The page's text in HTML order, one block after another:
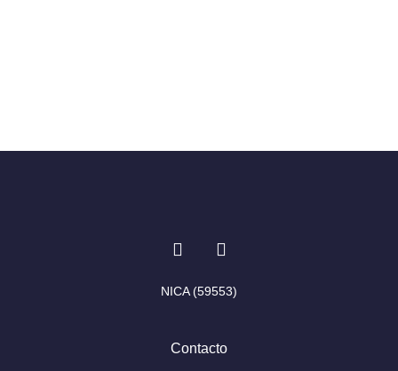
I
n
t
r
F
a
e
o
NICA (59553)
Contacto